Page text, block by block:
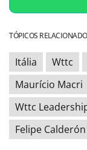
TÓPICOS
Itália Wttc
Maurício Macri
Wttc
Felipe Calderón